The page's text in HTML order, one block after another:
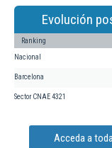
Evolución
Ranking
Nacional
Barcelona
Sector CNAE 4321
Acceda a